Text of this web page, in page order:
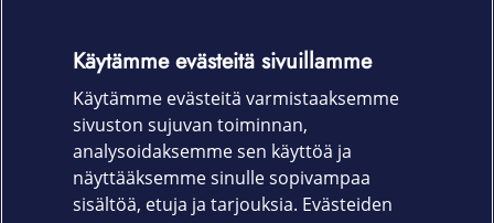
EasyAligner-kehikko
Tuotekoodi
Katso kaikki valmistajan PanzerGlass tuotteet
Käytämme evästeitä sivuillamme
Käytämme evästeitä varmistaaksemme
sivuston sujuvan toiminnan,
analysoidaksemme sen käyttöä ja
näyttääksemme sinulle sopivampaa
sisältöä, etuja ja tarjouksia. Evästeiden